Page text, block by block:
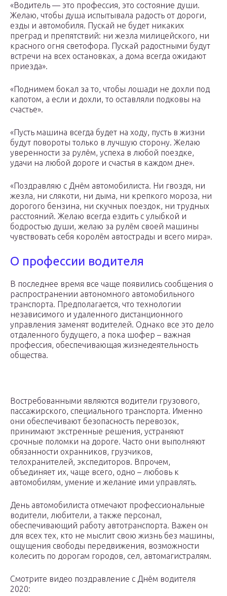
«Водитель — это профессия, это состояние души.
Желаю, чтобы душа испытывала радость от дороги,
езды и автомобиля. Пускай не будет никаких
преград и препятствий: ни жезла милицейского, ни
красного огня светофора. Пускай радостными будут
встречи на всех остановках, а дома всегда ожидают
приезда».
«Поднимем бокал за то, чтобы лошади не дохли под
капотом, а если и дохли, то оставляли подковы на
счастье».
«Пусть машина всегда будет на ходу, пусть в жизни
будут повороты только в лучшую сторону. Желаю
уверенности за рулём, успеха в любой поездке,
удачи на любой дороге и счастья в каждом дне».
«Поздравляю с Днём автомобилиста. Ни гвоздя, ни
жезла, ни слякоти, ни дыма, ни крепкого мороза, ни
дорогого бензина, ни скучных поездок, ни трудных
расстояний. Желаю всегда ездить с улыбкой и
бодростью души, желаю за рулём своей машины
чувствовать себя королём автострады и всего мира».
О профессии водителя
В последнее время все чаще появились сообщения о
распространении автономного автомобильного
транспорта. Предполагается, что технологии
независимого и удаленного дистанционного
управления заменят водителей. Однако все это дело
отдаленного будущего, а пока шофер – важная
профессия, обеспечивающая жизнедеятельность
общества.
Востребованными являются водители грузового,
пассажирского, специального транспорта. Именно
они обеспечивают безопасность перевозок,
принимают экстренные решения, устраняют
срочные поломки на дороге. Часто они выполняют
обязанности охранников, грузчиков,
телохранителей, экспедиторов. Впрочем,
объединяет их, чаще всего, одно – любовь к
автомобилям, умение и желание ими управлять.
День автомобилиста отмечают профессиональные
водители, любители, а также персонал,
обеспечивающий работу автотранспорта. Важен он
для всех тех, кто не мыслит свою жизнь без машины,
ощущения свободы передвижения, возможности
колесить по дорогам городов, сел, автомагистралям.
Смотрите видео поздравление с Днём водителя
2020: